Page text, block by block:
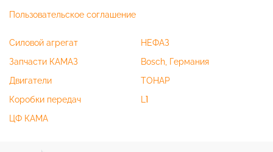
Пользовательское соглашение
Силовой агрегат
Запчасти КАМАЗ
Двигатели
Коробки передач
ЦФ КАМА
НЕФАЗ
Bosch, Германия
ТОНАР
L1